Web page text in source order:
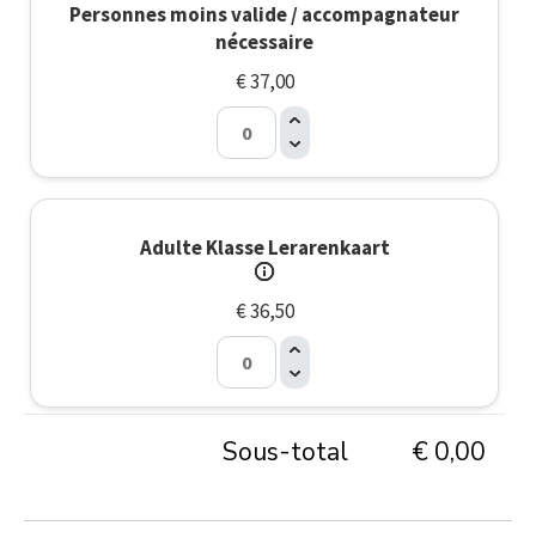
Personnes moins valide / accompagnateur
nécessaire
€ 37,00
Adulte Klasse Lerarenkaart
€ 36,50
Sous-total € 0,00